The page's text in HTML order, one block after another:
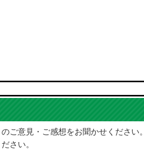
ご意見・ご感想をお聞かせください。
さい。